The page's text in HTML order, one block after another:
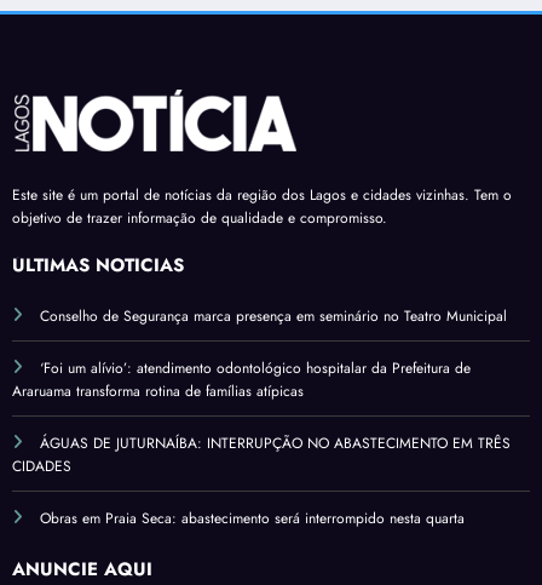
Este site é um portal de notícias da região dos Lagos e cidades vizinhas. Tem o
objetivo de trazer informação de qualidade e compromisso.
ÚLTIMAS NOTÍCIAS
Conselho de Segurança marca presença em seminário no Teatro Municipal
‘Foi um alívio’: atendimento odontológico hospitalar da Prefeitura de
Araruama transforma rotina de famílias atípicas
ÁGUAS DE JUTURNAÍBA: INTERRUPÇÃO NO ABASTECIMENTO EM TRÊS
CIDADES
Obras em Praia Seca: abastecimento será interrompido nesta quarta
ANUNCIE AQUI